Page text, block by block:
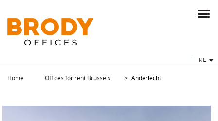
NL
Home Offices for rent Brussels Anderlecht